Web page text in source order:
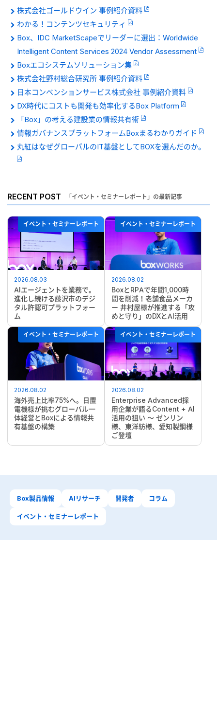
株式会社ゴールドウイン 事例紹介資料
わかる！コンテンツセキュリティ
Box、IDC MarketScapeでリーダーに選出：Worldwide
Intelligent Content Services 2024 Vendor Assessment
Boxエコシステムソリューション集
株式会社野村総合研究所 事例紹介資料
日本コンベンションサービス株式会社 事例紹介資料
DX時代にコストも開発も効率化するBox Platform
「Box」の考える建設業の情報共有術
情報ガバナンスプラットフォームBoxまるわかりガイド
丸紅はなぜグローバルのIT基盤としてBOXを選んだのか。
RECENT POST 「イベント・セミナーレポート」の最新記事
イベント・セミナーレポート
2026.08.03
AIエージェントを業務で。
進化し続ける藤沢市のデジ
タル許認可プラットフォー
ム
イベント・セミナーレポート
2026.08.02
BoxとRPAで年間1,000時
間を削減！老舗食品メーカ
ー 井村屋様が推進する「攻
めと守り」のDXとAI活用
イベント・セミナーレポート
2026.08.02
海外売上比率75%へ。日置
電機様が挑むグローバル一
体経営とBoxによる情報共
有基盤の構築
イベント・セミナーレポート
2026.08.02
Enterprise Advanced採
用企業が語るContent + AI
活用の狙い ～ ゼンリン
様、東洋紡様、愛知製鋼様
ご登壇
Box製品情報 AIリサーチ 開発者 コラム
イベント・セミナーレポート